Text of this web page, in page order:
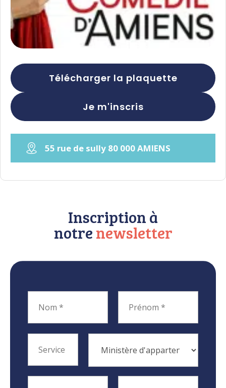
Télécharger la plaquette
Je m'inscris
55 rue de sully 80 000 AMIENS
Inscription à
notrenewsletter